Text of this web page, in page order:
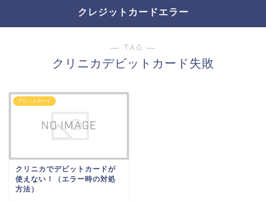
クレジットカードエラー
― TAG ―
クリニカデビットカード失敗
デビットカード
クリニカでデビットカードが
使えない！（エラー時の対処
方法）